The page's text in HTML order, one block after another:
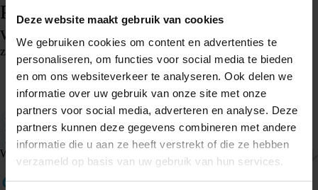
Deze website maakt gebruik van cookies
We gebruiken cookies om content en advertenties te
personaliseren, om functies voor social media te bieden
en om ons websiteverkeer te analyseren. Ook delen we
informatie over uw gebruik van onze site met onze
partners voor social media, adverteren en analyse. Deze
partners kunnen deze gegevens combineren met andere
informatie die u aan ze heeft verstrekt of die ze hebben
verzameld op basis van uw gebruik van hun services.
Pasek do zegarka Spotter – Różowy
wojskowy
zł 63,95
Na stanie
Dodaj do koszyka
Mały rozmiar: pasek ma 17 centymetrów (zegarek 4,5 cm)
Kompatybilny ze Spotter GPS Watch
Łatwy do regulacji
Wysyłka i zwroty